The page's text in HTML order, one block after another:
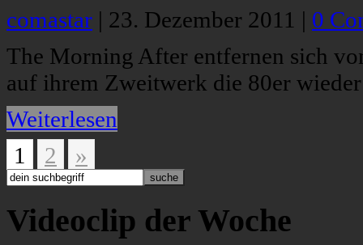
comastar | 23. Dezember 2011 | 0
The Morning After entfernen sich
auf ihrem Zweitwerk die 80er
Weiterlesen
1
2 »
Videoclip der Woche